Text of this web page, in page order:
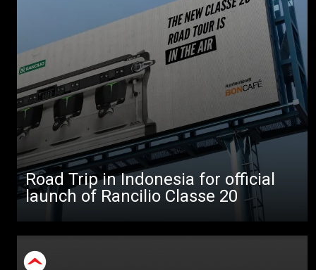
Road Trip in Indonesia for official
launch of Rancilio Classe 20
Todos
Produtos
Notícias
Descarregar
Mais